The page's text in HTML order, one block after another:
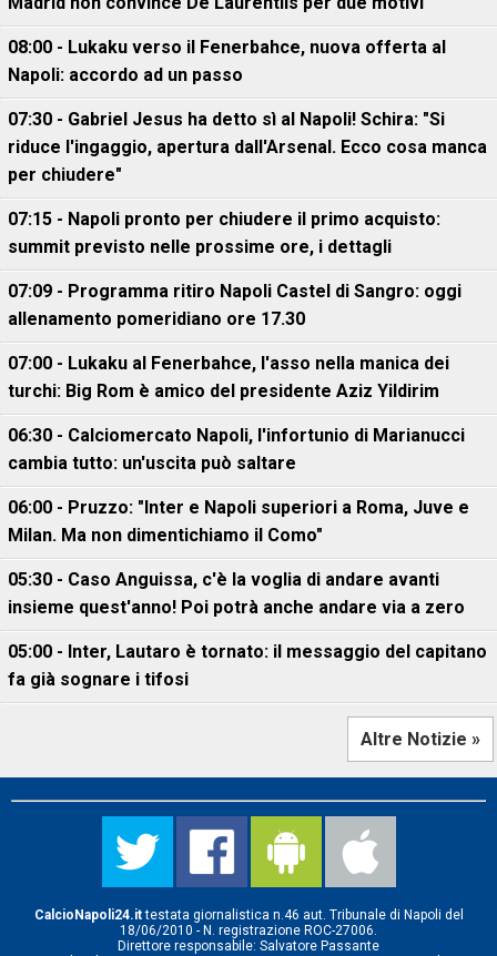
08:00 - Lukaku verso il Fenerbahce, nuova offerta al
Napoli: accordo ad un passo
07:30 - Gabriel Jesus ha detto sì al Napoli! Schira: "Si
riduce l'ingaggio, apertura dall'Arsenal. Ecco cosa manca
per chiudere"
07:15 - Napoli pronto per chiudere il primo acquisto:
summit previsto nelle prossime ore, i dettagli
07:09 - Programma ritiro Napoli Castel di Sangro: oggi
allenamento pomeridiano ore 17.30
07:00 - Lukaku al Fenerbahce, l'asso nella manica dei
turchi: Big Rom è amico del presidente Aziz Yildirim
06:30 - Calciomercato Napoli, l'infortunio di Marianucci
cambia tutto: un'uscita può saltare
06:00 - Pruzzo: "Inter e Napoli superiori a Roma, Juve e
Milan. Ma non dimentichiamo il Como"
05:30 - Caso Anguissa, c'è la voglia di andare avanti
insieme quest'anno! Poi potrà anche andare via a zero
05:00 - Inter, Lautaro è tornato: il messaggio del capitano
fa già sognare i tifosi
Altre Notizie »
CalcioNapoli24.ittestata giornalistica n.46 aut. Tribunale di Napoli del
18/06/2010 - N. registrazione ROC-27006.
Direttore responsabile: Salvatore Passante